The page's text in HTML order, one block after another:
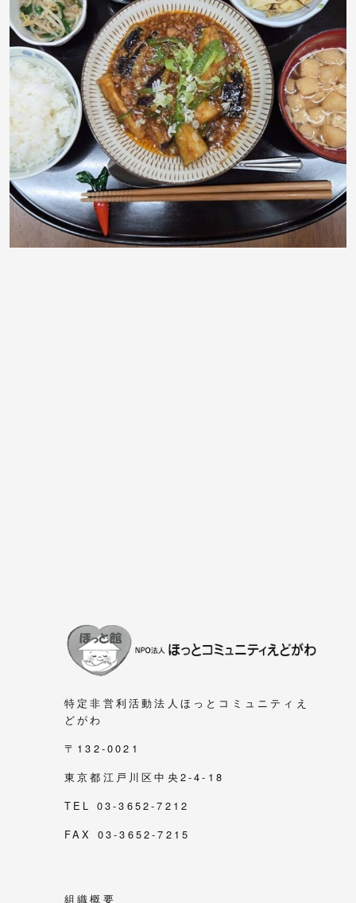
特定非営利活動法人ほっとコミュニティえ
どがわ
〒132-0021
東京都江戸川区中央2-4-18
TEL 03-3652-7212
FAX 03-3652-7215
組織概要